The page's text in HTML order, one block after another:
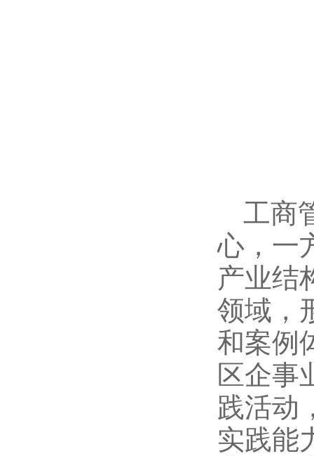
工商
心，一
产业结
领域，
和案例
区企事
践活动
实践能